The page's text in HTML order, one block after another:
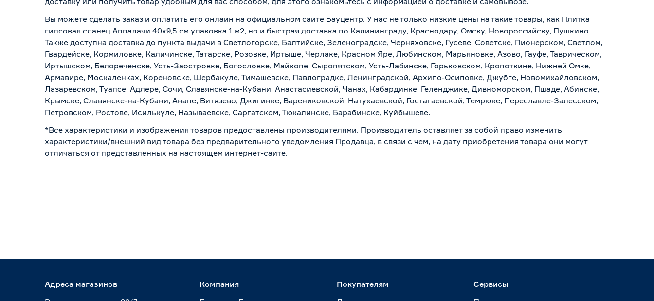
Вы можете сделать заказ и оплатить его онлайн на официальном сайте Бауцентр. У нас не только низкие цены на такие товары, как Плитка
гипсовая сланец Аппалачи 40х9,5 см упаковка 1 м2, но и быстрая доставка по Калининграду, Краснодару, Омску, Новороссийску, Пушкино.
Также доступна доставка до пункта выдачи в Светлогорске, Балтийске, Зеленоградске, Черняховске, Гусеве, Советске, Пионерском, Светлом,
Гвардейске, Кормиловке, Каличинске, Татарске, Розовке, Иртыше, Черлаке, Красном Яре, Любинском, Марьяновке, Азово, Гауфе, Таврическом,
Иртышском, Белореченске, Усть-Заостровке, Богословке, Майкопе, Сыропятском, Усть-Лабинске, Горьковском, Кропоткине, Нижней Омке,
Армавире, Москаленках, Кореновске, Шербакуле, Тимашевске, Павлоградке, Ленинградской, Архипо-Осиповке, Джубге, Новомихайловском,
Лазаревском, Туапсе, Адлере, Сочи, Славянске-на-Кубани, Анастасиевской, Чанах, Кабардинке, Геленджике, Дивноморском, Пшаде, Абинске,
Крымске, Славянске-на-Кубани, Анапе, Витязево, Джигинке, Варениковской, Натухаевской, Гостагаевской, Темрюке, Переславле-Залесском,
Петровском, Ростове, Исилькуле, Называевске, Саргатском, Тюкалинске, Барабинске, Куйбышеве.
*Все характеристики и изображения товаров предоставлены производителями. Производитель оставляет за собой право изменить
характеристики/внешний вид товара без предварительного уведомления Продавца, в связи с чем, на дату приобретения товара они могут
отличаться от представленных на настоящем интернет-сайте.
Адреса магазинов
Компания
Покупателям
Сервисы